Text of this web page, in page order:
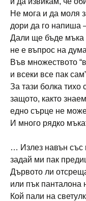
Не мога и да моля
дори да го напиша
Дали ще бъде мъка
не е въпрос на
Във множеството
и всеки все пак
За тази болка тихо
защото, както
едно сърце не
И много рядко
… Излез навън със
задай ми пак
Дървото ли
или пък панталона
Кой пали на